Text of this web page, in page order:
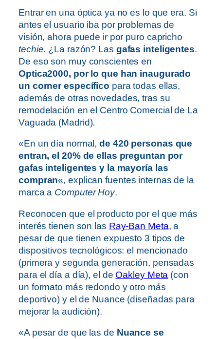
Entrar en una óptica ya no es lo que era. Si
antes el usuario iba por problemas de
visión, ahora puede ir por puro capricho
techie. ¿La razón? Las gafas inteligentes.
De eso son muy conscientes en
Optica2000, por lo que han inaugurado
un corner específico para todas ellas,
además de otras novedades, tras su
remodelación en el Centro Comercial de La
Vaguada (Madrid).
«En un día normal,de 420 personas que
entran, el 20% de ellas preguntan por
gafas inteligentes y la mayoría las
compran«, explican fuentes internas de la
marca a Computer Hoy.
Reconocen que el producto por el que más
interés tienen son las Ray-Ban Meta, a
pesar de que tienen expuesto 3 tipos de
dispositivos tecnológicos: el mencionado
(primera y segunda generación, pensadas
para el día a día), el de Oakley Meta (con
un formato más redondo y otro más
deportivo) y el de Nuance (diseñadas para
mejorar la audición).
«A pesar de que las de Nuance se